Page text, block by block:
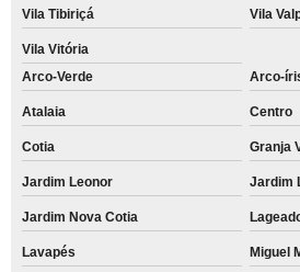
Vila Tibiriçá Vila
Vila Vitória
Arco-Verde
Arco-
Atalaia Centro
Cotia Granja
Jardim Leonor Jardim
Jardim Nova Cotia
Lavapés Miguel